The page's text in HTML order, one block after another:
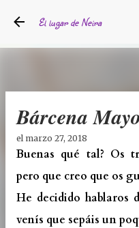
El lugar de Neira
Bárcena
el marzo 27, 2018
Buenas qué tal? Os
pero que creo que os
He decidido hablaros
venís que sepáis un